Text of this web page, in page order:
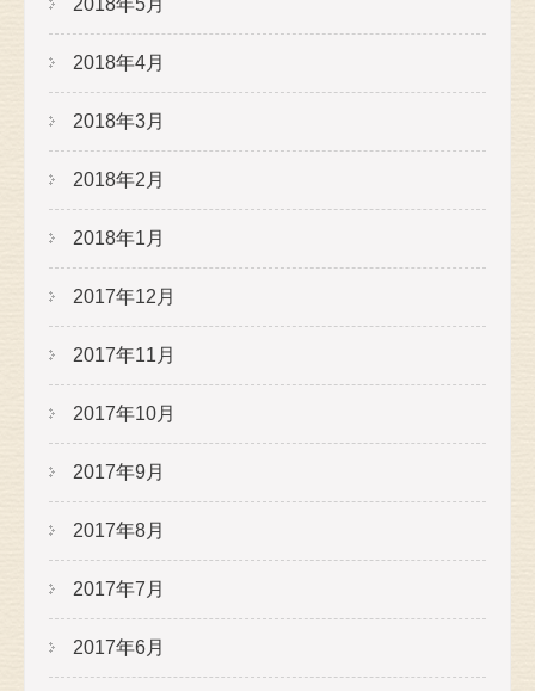
2018年5月
2018年4月
2018年3月
2018年2月
2018年1月
2017年12月
2017年11月
2017年10月
2017年9月
2017年8月
2017年7月
2017年6月